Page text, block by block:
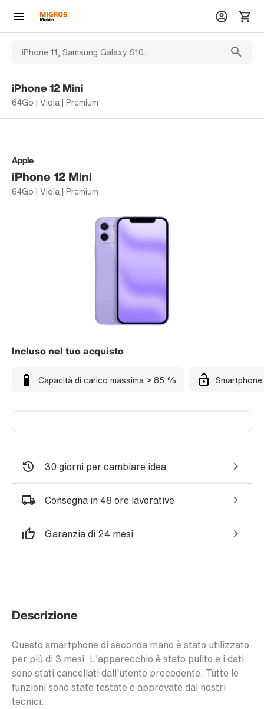
iPhone 12 Mini
64Go | Viola | Premium
Apple
iPhone 12 Mini
64Go | Viola | Premium
Incluso nel tuo acquisto
Capacità di carico massima > 85 %
30 giorni per cambiare idea
Consegna in 48 ore lavorative
Garanzia di 24 mesi
Descrizione
Questo smartphone di seconda mano è stato utilizzato
per più di 3 mesi. L'apparecchio è stato pulito e i dati
sono stati cancellati dall'utente precedente. Tutte le
funzioni sono state testate e approvate dai nostri
tecnici.